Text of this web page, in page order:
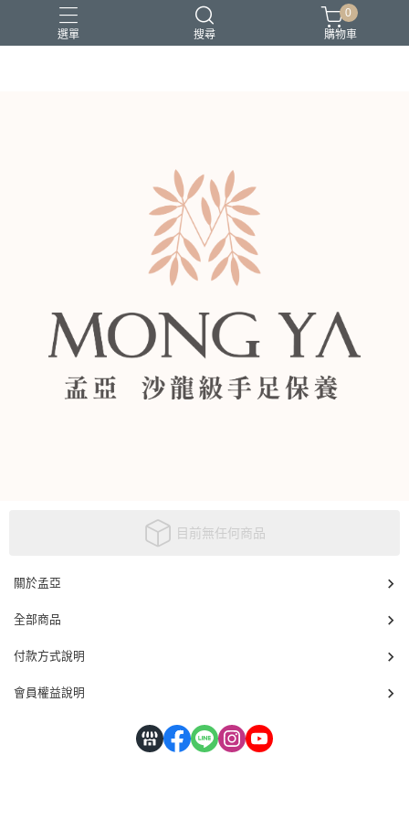
選單 搜尋
0
購物車
目前無任何商品
關於孟亞
全部商品
付款方式說明
會員權益說明